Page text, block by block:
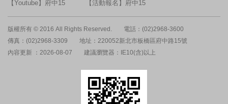
【Youtube】府中15
【活動報名】府中15
版權所有 © 2016 All Rights Reserved.
電話：(02)2968-3600
傳真：(02)2968-3309
地址：220052新北市板橋區府中路15號
內容更新 ：2026-08-07
建議瀏覽器：IE10(含)以上